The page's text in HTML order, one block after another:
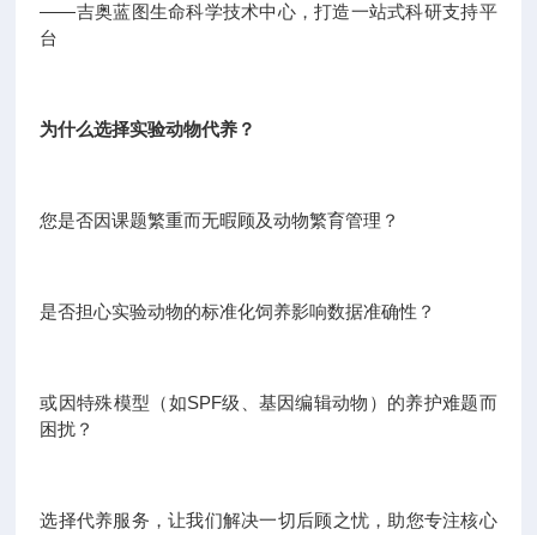
——吉奥蓝图生命科学技术中心，打造一站式科研支持平
台
为什么选择实验动物代养？
您是否因课题繁重而无暇顾及动物繁育管理？
是否担心实验动物的标准化饲养影响数据准确性？
或因特殊模型（如SPF级、基因编辑动物）的养护难题而
困扰？
选择代养服务，让我们解决一切后顾之忧，助您专注核心